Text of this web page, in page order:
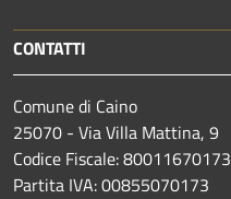
CONTATTI
Comune di Caino
25070 - Via Villa Mattina, 9
Codice Fiscale: 80011670173
Partita IVA: 00855070173